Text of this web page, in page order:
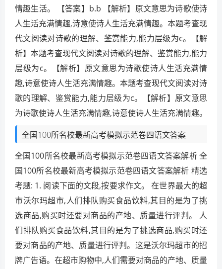
情趣生活。 【答案】b.b 【解析】原文意思为诗歌使诗
人生活充满情趣,诗意使诗人生活充满情趣。本题考查现
代文阅读对诗歌的理解、鉴赏能力,能力层级为c。【解
析】本题考查现代文阅读对诗歌的理解、鉴赏能力,能力
层级为c。【解析】原文意思为诗歌使诗人生活充满情
趣,诗意使诗人生活充满情趣。本题考查现代文阅读对诗
歌的理解、鉴赏能力,能力层级为c。【解析】原文意思
为诗歌使诗人生活充满情趣,诗意使诗人生活充满情趣。
全国100所名校最新高考模拟示范卷四语文答案
全国100所名校最新高考模拟示范卷四语文答案解析 全
国100所名校最新高考模拟示范卷四语文答案解析 精选
考题: 1. 阅读下面的文段,按要求作文。 在世界最大的超
市沃尔玛超市,人们排队购买食品饮料,其目的是为了挑
选商品,购买时还要对商品的产地、质量进行评判。 人
们排队购买食品饮料,其目的是为了挑选商品,购买时还
要对商品的产地、质量进行评判。这是沃尔玛超市的招
牌广告语。在超市购物中,人们需要对商品的产地、质量